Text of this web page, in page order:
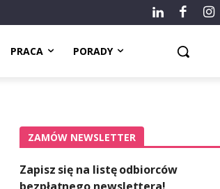
PRACA PORADY
ZAMÓW NEWSLETTER
Zapisz się na listę odbiorców